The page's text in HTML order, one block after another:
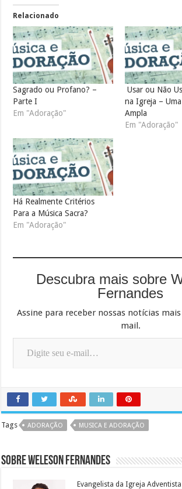
Relacionado
Sagrado ou Profano? –
Parte I
Em "Adoração"
Usar ou Não
na Igreja –
Ampla
Em "Adoração"
Há Realmente Critérios
Para a Música Sacra?
Em "Adoração"
Descubra mais sobre
Fernandes
Assine para receber nossas notícias
mail.
Digite seu e-mail…
Tags ADORAÇÃO MUSICA E ADORAÇÃO
Sobre Weleson Fernandes
Evangelista da Igreja